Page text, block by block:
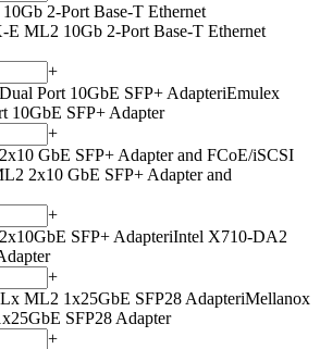
2-Port Base-T Ethernet
E ML2 10Gb 2-Port Base-T Ethernet
+
Port 10GbE SFP+ AdapteriEmulex
10GbE SFP+ Adapter
+
GbE SFP+ Adapter and FCoE/iSCSI
2x10 GbE SFP+ Adapter and
+
SFP+ AdapteriIntel X710-DA2
+
ML2 1x25GbE SFP28 AdapteriMellanox
SFP28 Adapter
+